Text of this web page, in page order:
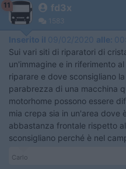
11 fd3x
1583
Inserito il 09/02/2020 alle:
Sui vari siti di riparatori di
un'immagine e in riferimento
riparare e dove sconsigliano
parabrezza di una macchina
motorhome possono essere
mia crepa sia in un'area dove
abbastanza frontale rispetto
sconsigliano perché è nel
Carlo